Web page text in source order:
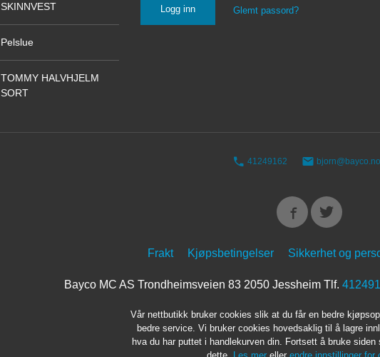
SKINNVEST
Pelslue
TOMMY HALVHJELM
SORT
Glemt passord?
41249162 bjorn@bayco.no
Frakt Kjøpsbetingelser Sikkerhet og
Bayco MC AS Trondheimsveien 83 2050 Jessheim Tlf.
Vår nettbutikk bruker cookies slik at du får en bedre
bedre service. Vi bruker cookies hovedsaklig til å lagre
hva du har puttet i handlekurven din. Fortsett å bruke